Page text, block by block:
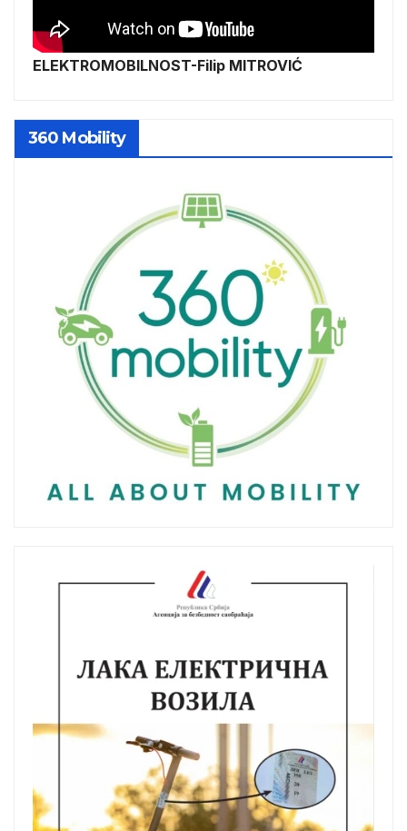
ELEKTROMOBILNOST-Filip MITROVIĆ
360 Mobility